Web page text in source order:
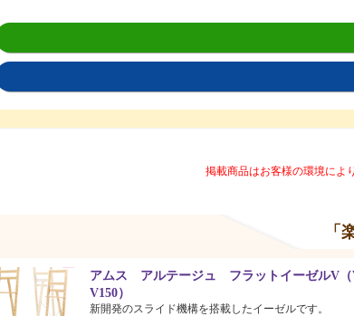
掲載商品はお客様の環境によ
「
アムス アルテージュ フラットイーゼルV（
V150）
新開発のスライド機構を搭載したイーゼルです。